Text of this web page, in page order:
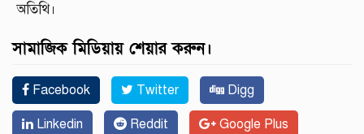
অতিথি।
সামাজিক মিডিয়ায় শেয়ার করুন।
Facebook Twitter Digg
Linkedin Reddit Google Plus